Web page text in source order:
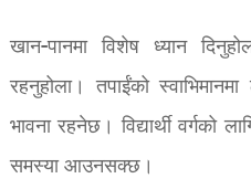
खान-पानमा विशेष ध्यान
रहनुहोला। तपाईंको
भावना रहनेछ। विद्यार्थी वर्गको
समस्या आउनसक्छ।